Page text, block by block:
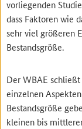
vorliegenden
dass Faktoren wie
sehr viel größeren
Bestandsgröße.
Der WBAE schließt
einzelnen
Bestandsgröße
kleinen bis